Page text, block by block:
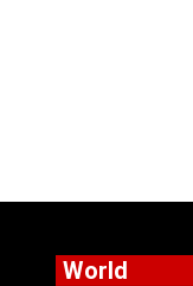
World